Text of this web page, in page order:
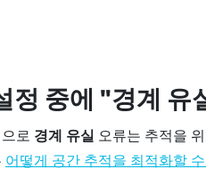
정 중에 "‍경계 유
로 경계 유실 오류는 추적을
어떻게 공간 추적을 최적화할